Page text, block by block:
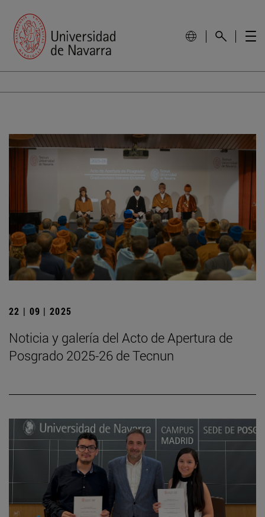
22 | 09 | 2025
Noticia y galería del Acto de Apertura de
Posgrado 2025-26 de Tecnun